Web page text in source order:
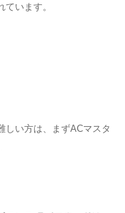
います。
しい方は、まずACマスタ